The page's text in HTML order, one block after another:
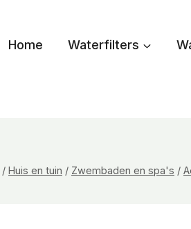
Home Waterfilters
/ Huis en tuin / Zwembaden en spa's /